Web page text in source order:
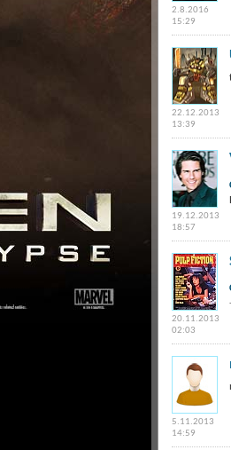
2.8.2016
15:29
22.12.2013
13:39
19.12.2013
18:57
20.11.2013
02:03
5.11.2013
14:59